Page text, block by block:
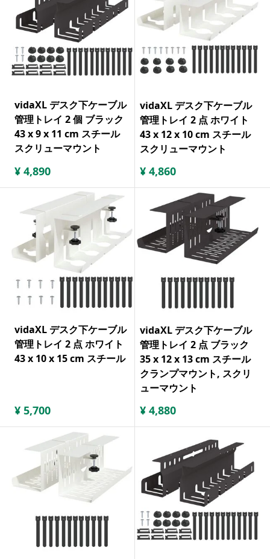
vidaXL デスク下ケーブル
管理トレイ 2 個 ブラック
43 x 9 x 11 cm スチール
スクリューマウント
¥ 4,890
vidaXL デスク下ケーブル
管理トレイ 2 点 ホワイト
43 x 12 x 10 cm スチール
スクリューマウント
¥ 4,860
vidaXL デスク下ケーブル
管理トレイ 2 点 ホワイト
43 x 10 x 15 cm スチール
¥ 5,700
vidaXL デスク下ケーブル
管理トレイ 2 点 ブラック
35 x 12 x 13 cm スチール
クランプマウント, スクリ
ューマウント
¥ 4,880